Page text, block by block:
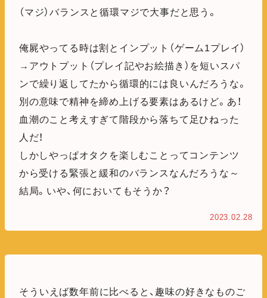
（マジ）バランスと循環マジで大事だと思う。
俺屍やってる時は割とインプット（ゲーム1プレイ）
→アウトプット（プレイ記やお絵描き）を短いスパ
ンで繰り返してたから循環的には良いんだろうな。
別の意味で精神を締め上げる要素はあるけど。あ！
血潮のこと考えすぎて階段から落ちて足ひねった
人だ！
しかしやっぱオタクを楽しむことってコンテンツ
から受ける緊張と緩和のバランスなんだろうな～
結局。いや、何においてもそうか？
2023.02.28
そういえば数年前に比べると、趣味の好きなものご